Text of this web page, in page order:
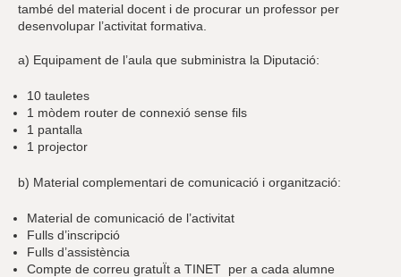
també del material docent i de procurar un professor per
desenvolupar l’activitat formativa.
a) Equipament de l’aula que subministra la Diputació:
10 tauletes
1 mòdem router de connexió sense fils
1 pantalla
1 projector
b) Material complementari de comunicació i organització:
Material de comunicació de l’activitat
Fulls d’inscripció
Fulls d’assistència
Compte de correu gratuÏt a TINET per a cada alumne